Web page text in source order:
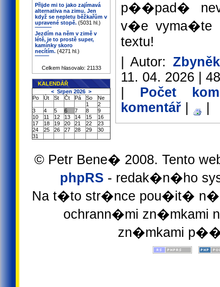
Přijde mi to jako zajímavá
alternativa na zimu. Jen
když se nepletu běžkařům v
upravené stopě. (5031 hl.)
Jezdím na něm v zimě v
létě, je to prostě super,
kamínky skoro
necítím. (4271 hl.)
Celkem hlasovalo: 21133
KALENDÁŘ
< Srpen 2026 >
Po
Út St Čt Pá So
Ne
1
2
3
4 5 6 7 8
9
10
11 12 13 14 15
16
17
18 19 20 21 22
23
24
25 26 27 28 29
30
31
p��pad�
v�e vyma�te
textu!
| Autor:
11. 04. 2026 |
Počet
komentář
© Petr Bene� 2008. Tento
phpRS - redak�n�ho
Na t�to str�nce pou�it�
ochrann�mi zn�mkami
zn�mkami